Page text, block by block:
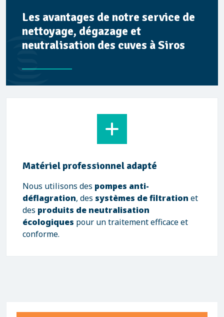
Les avantages de notre service de
nettoyage, dégazage et
neutralisation des cuves à Siros
Matériel professionnel adapté
Nous utilisons des pompes anti-
déflagration, des systèmes de filtration et
des produits de neutralisation
écologiques pour un traitement efficace et
conforme.